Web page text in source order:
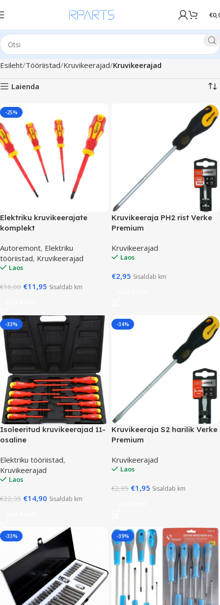
€
Esileht Tööriistad Kruvikeerajad Kruvikeerajad
Laienda
-25%
Elektriku kruvikeerajate
komplekt
Autoremont, Elektriku
tööriistad, Kruvikeerajad
Laos
€16,00 €11,95 Sisaldab km
Kruvikeeraja PH2 rist Verke
Premium
Kruvikeerajad
Laos
€2,95 Sisaldab km
-33%
Isoleeritud kruvikeerajad 11-
osaline
Elektriku tööriistad,
Kruvikeerajad
Laos
€22,35 €14,90 Sisaldab km
-34%
Kruvikeeraja S2 harilik Verke
Premium
Kruvikeerajad
Laos
€2,95 €1,95 Sisaldab km
-33% -39%